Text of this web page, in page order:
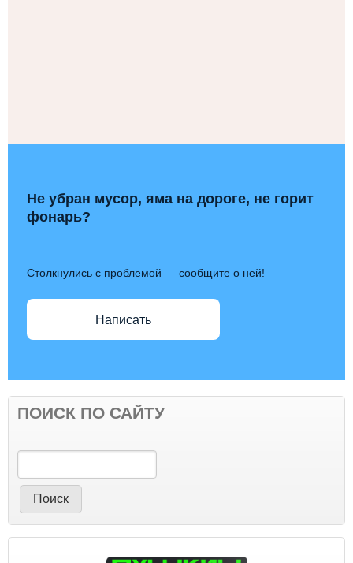
Не убран мусор, яма на дороге, не горит
фонарь?
Столкнулись с проблемой — сообщите о ней!
Написать
ПОИСК ПО САЙТУ
Поиск